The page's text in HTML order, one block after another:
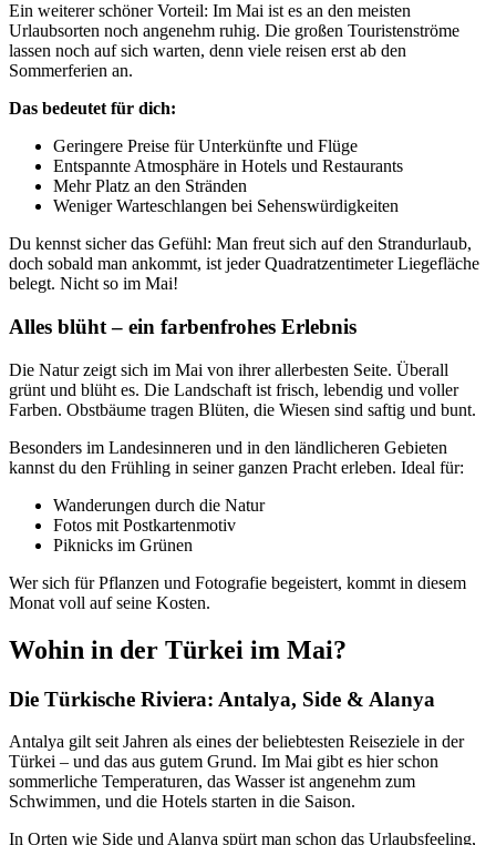
Ein weiterer schöner Vorteil: Im Mai ist es an den meisten
Urlaubsorten noch angenehm ruhig. Die großen Touristenströme
lassen noch auf sich warten, denn viele reisen erst ab den
Sommerferien an.
Das bedeutet für dich:
Geringere Preise für Unterkünfte und Flüge
Entspannte Atmosphäre in Hotels und Restaurants
Mehr Platz an den Stränden
Weniger Warteschlangen bei Sehenswürdigkeiten
Du kennst sicher das Gefühl: Man freut sich auf den Strandurlaub,
doch sobald man ankommt, ist jeder Quadratzentimeter Liegefläche
belegt. Nicht so im Mai!
Alles blüht – ein farbenfrohes Erlebnis
Die Natur zeigt sich im Mai von ihrer allerbesten Seite. Überall
grünt und blüht es. Die Landschaft ist frisch, lebendig und voller
Farben. Obstbäume tragen Blüten, die Wiesen sind saftig und bunt.
Besonders im Landesinneren und in den ländlicheren Gebieten
kannst du den Frühling in seiner ganzen Pracht erleben. Ideal für:
Wanderungen durch die Natur
Fotos mit Postkartenmotiv
Piknicks im Grünen
Wer sich für Pflanzen und Fotografie begeistert, kommt in diesem
Monat voll auf seine Kosten.
Wohin in der Türkei im Mai?
Die Türkische Riviera: Antalya, Side & Alanya
Antalya gilt seit Jahren als eines der beliebtesten Reiseziele in der
Türkei – und das aus gutem Grund. Im Mai gibt es hier schon
sommerliche Temperaturen, das Wasser ist angenehm zum
Schwimmen, und die Hotels starten in die Saison.
In Orten wie Side und Alanya spürt man schon das Urlaubsfeeling,